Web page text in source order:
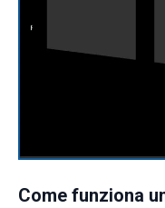
Come funziona